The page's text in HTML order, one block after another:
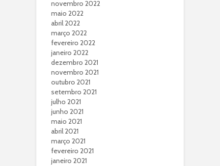
novembro 2022
maio 2022
abril 2022
março 2022
fevereiro 2022
janeiro 2022
dezembro 2021
novembro 2021
outubro 2021
setembro 2021
julho 2021
junho 2021
maio 2021
abril 2021
março 2021
fevereiro 2021
janeiro 2021